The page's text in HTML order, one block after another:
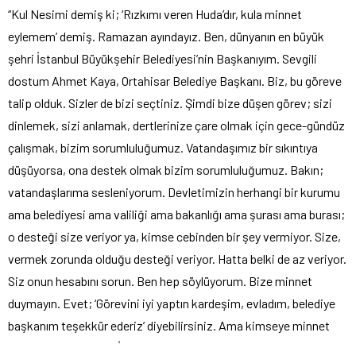
“Kul Nesimi demiş ki; ‘Rızkımı veren Huda’dır, kula minnet
eylemem’ demiş. Ramazan ayındayız. Ben, dünyanın en büyük
şehri İstanbul Büyükşehir Belediyesi’nin Başkanıyım. Sevgili
dostum Ahmet Kaya, Ortahisar Belediye Başkanı. Biz, bu göreve
talip olduk. Sizler de bizi seçtiniz. Şimdi bize düşen görev; sizi
dinlemek, sizi anlamak, dertlerinize çare olmak için gece-gündüz
çalışmak, bizim sorumluluğumuz. Vatandaşımız bir sıkıntıya
düşüyorsa, ona destek olmak bizim sorumluluğumuz. Bakın;
vatandaşlarıma sesleniyorum. Devletimizin herhangi bir kurumu
ama belediyesi ama valiliği ama bakanlığı ama şurası ama burası;
o desteği size veriyor ya, kimse cebinden bir şey vermiyor. Size,
vermek zorunda olduğu desteği veriyor. Hatta belki de az veriyor.
Siz onun hesabını sorun. Ben hep söylüyorum. Bize minnet
duymayın. Evet; ‘Görevini iyi yaptın kardeşim, evladım, belediye
başkanım teşekkür ederiz’ diyebilirsiniz. Ama kimseye minnet